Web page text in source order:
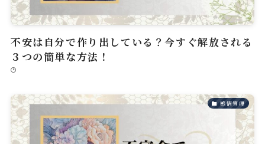
不安は自分で作り出している？今すぐ解放される
３つの簡単な方法！
感情管理